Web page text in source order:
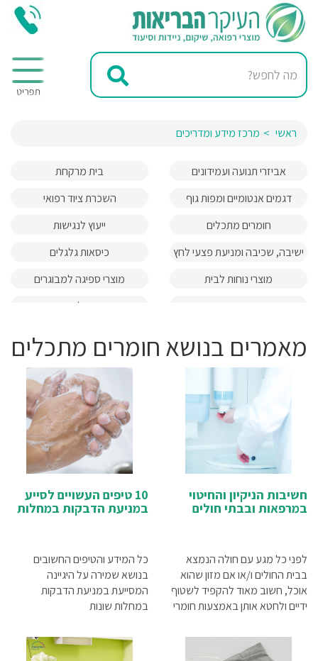
ראשי מרכז מידע ומדריכים
אביזרי תנועה ועמידונים
בית מרקחת
דגמים אנטומיים ומפות גוף
השכרת ציוד רפואי
חומרים מתכלים
ייעוץ לנגישות
ישיבה, שכיבה ומניעת פצעי לחץ
כיסאות גלגלים
מוצרי נוחות לבית
מוצרי ספיגה למבוגרים
מעלונים
ציוד דיאגנוסטיקה
ציוד וטיפול רפואי ביתי
ציוד חירום והצלה
ציוד לכבדי משקל
ציוד לפיזיותרפיה
קלנועיות
רחצה והגיינה
שירותי רפואה בבית
תפעול כללי
מאמרים בנושא חומרים מתכלים
חשיבות הניקיון והחיטוי
במרפאות ובבתי חולים
לפני כל מגע עם חולה הנמצא
בבית החולים ו/או אם מזון שהוא
אוכל, חשוב מאוד להקפיד לשטוף
ידיים ולחטא אותן באמצעות חומרי
בקבוקונים המכילים נוזלי חיטוי
אלכוהוליים
10 טיפים העשויים לסייע
במניעת הדבקות במחלות
כל המידע והטיפים החשובים
בנושא שמירה על היגיינה
המסייעת במניעת הדבקות
במחלות שונות